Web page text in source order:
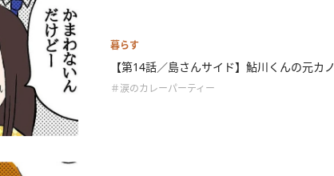
暮らす
【第14話／島さんサイド】鮎川くんの元カノ
＃涙のカレーパーティー